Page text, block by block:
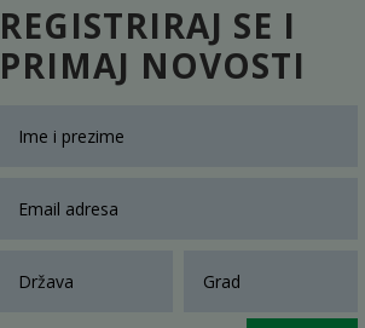
REGISTRIRAJ SE I
PRIMAJ NOVOSTI